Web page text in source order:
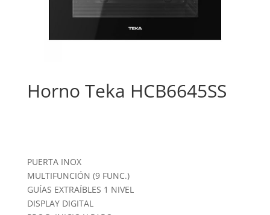
Horno Teka HCB6645SS
PUERTA INOX
MULTIFUNCIÓN (9 FUNC.)
GUÍAS EXTRAÍBLES 1 NIVEL
DISPLAY DIGITAL